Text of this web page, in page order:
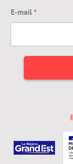
E-mail *